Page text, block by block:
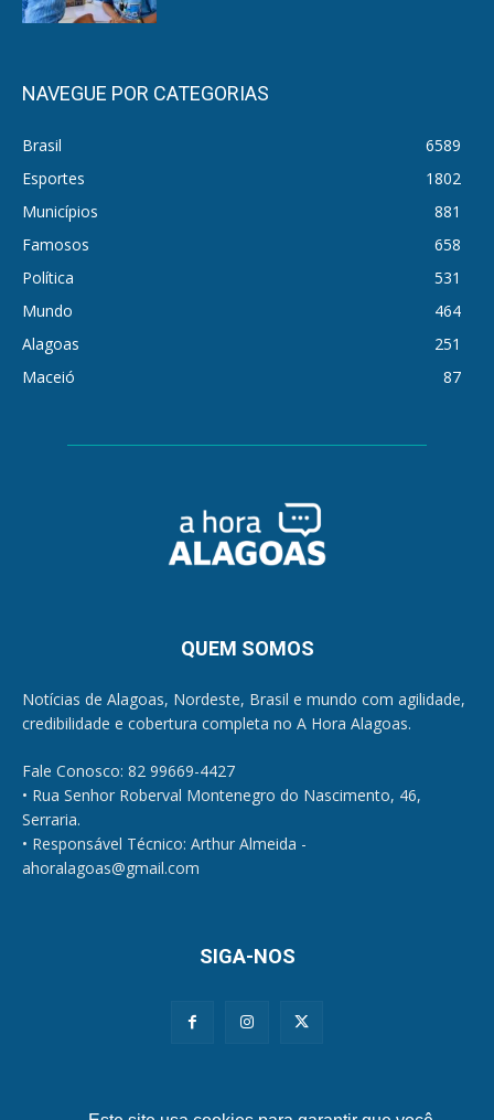
NAVEGUE POR CATEGORIAS
Brasil
6589
Esportes
1802
Municípios
881
Famosos
658
Política
531
Mundo
464
Alagoas
251
Maceió
87
QUEM SOMOS
Notícias de Alagoas, Nordeste, Brasil e mundo com agilidade,
credibilidade e cobertura completa no A Hora Alagoas.
Fale Conosco: 82 99669-4427
• Rua Senhor Roberval Montenegro do Nascimento, 46,
Serraria.
• Responsável Técnico: Arthur Almeida -
ahoralagoas@gmail.com
SIGA-NOS